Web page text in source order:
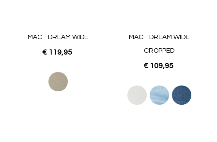
MAC - DREAM WIDE
€ 119,95
MAC - DREAM WIDE
CROPPED
€ 109,95